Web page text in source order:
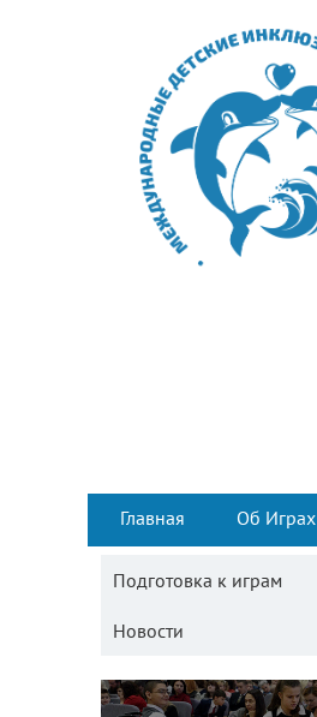
Главная Об Играх
Подготовка к играм
Новости